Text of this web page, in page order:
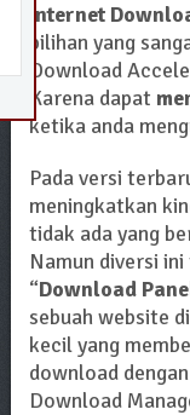
Internet
pilihan yang
Download
Karena dapat
ketika anda
Pada versi
meningkatkan
tidak ada yang
Namun diversi
“Download
sebuah website
kecil yang
download
Download